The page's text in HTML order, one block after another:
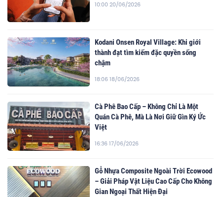
10:00 20/06/2026
Kodani Onsen Royal Village: Khi giới
thành đạt tìm kiếm đặc quyền sống
chậm
18:06 18/06/2026
Cà Phê Bao Cấp – Không Chỉ Là Một
Quán Cà Phê, Mà Là Nơi Giữ Gìn Ký Ức
Việt
16:36 17/06/2026
Gỗ Nhựa Composite Ngoài Trời Ecowood
– Giải Pháp Vật Liệu Cao Cấp Cho Không
Gian Ngoại Thất Hiện Đại